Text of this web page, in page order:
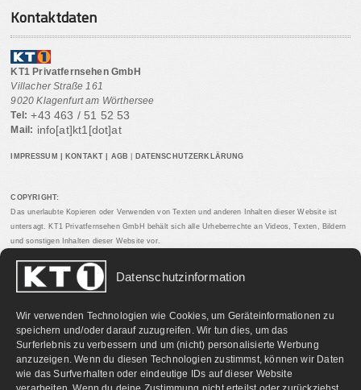
Datenschutzinformation
Wir verwenden Technologien wie Cookies, um Geräteinformationen zu
speichern und/oder darauf zuzugreifen. Wir tun dies, um das
Surferlebnis zu verbessern und um (nicht) personalisierte Werbung
anzuzeigen. Wenn du diesen Technologien zustimmst, können wir Daten
wie das Surfverhalten oder eindeutige IDs auf dieser Website
Kontaktdaten
KT1 Privatfernsehen GmbH
Villacher Straße 161
9020 Klagenfurt am Wörthersee
Tel: +43 463 / 51 52 53
Mail: info[at]kt1[dot]at
IMPRESSUM KONTAKT AGB DATENSCHUTZERKLÄRUNG
COPYRIGHT:
Das unerlaubte Kopieren oder Verwenden von Texten und anderen Inhalten dieser Website ist
untersagt. KT1 Privatfernsehen GmbH behält sich alle Urheberrechte an Videos, Texten, Bildern
und sonstigen Inhalten dieser Website vor.
PARTNERLINKS: